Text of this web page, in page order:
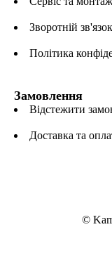
Зворотній зв'язок
Політика
Замовлення
Відстежити
Доставка та
©